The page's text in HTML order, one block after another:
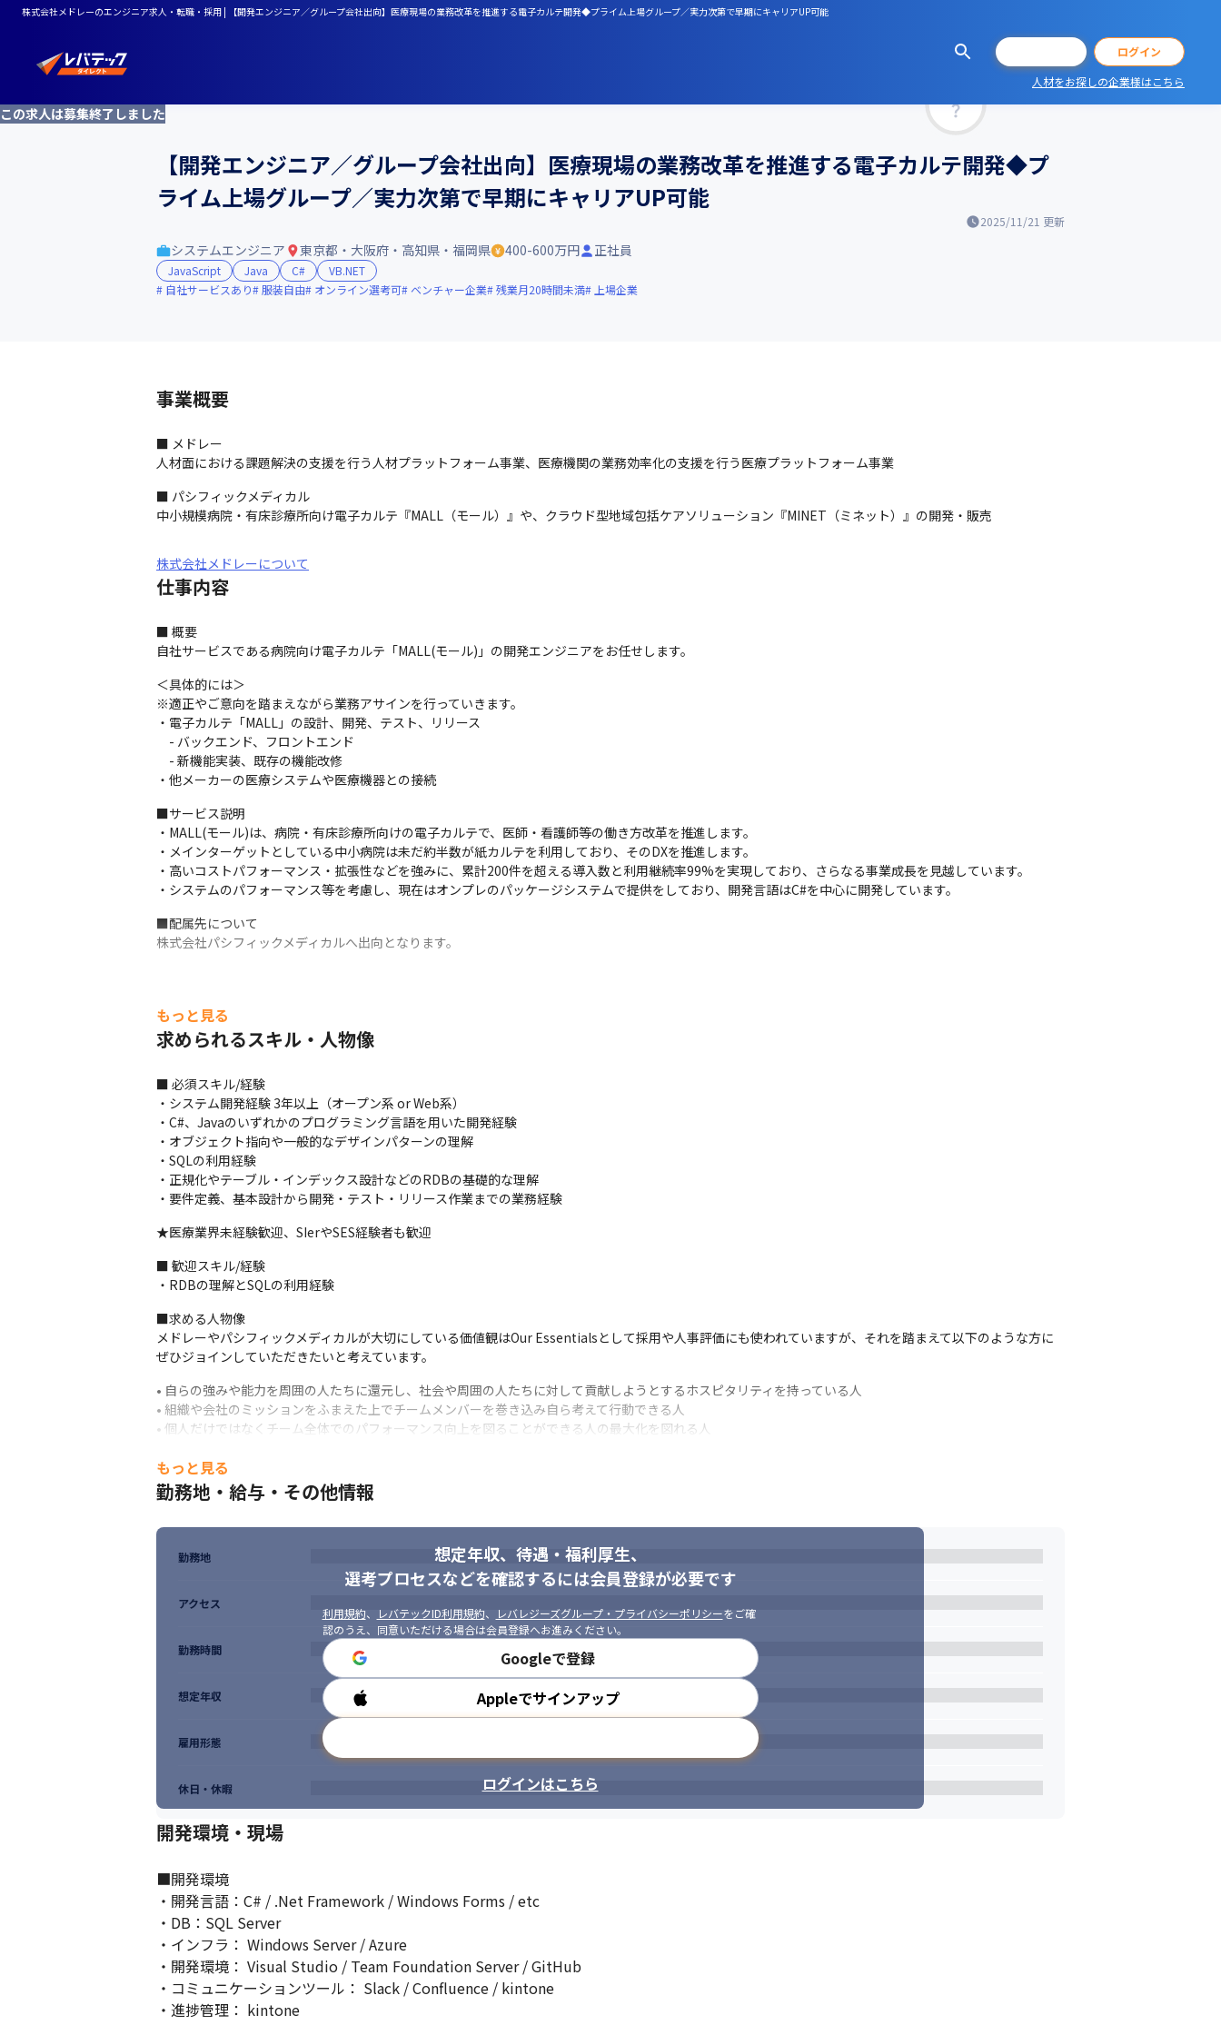
株式会社メドレーのエンジニア求人・転職・採用 | 【開発エンジニア／グループ会社出向】医療現場の業務改革を推進する電子カルテ開発◆プライム上場グループ／実力次第で早期にキャリアUP可能
ログイン
人材をお探しの企業様はこちら
この求人は募集終了しました
【開発エンジニア／グループ会社出向】医療現場の業務改革を推進する電子カルテ開発◆プ
ライム上場グループ／実力次第で早期にキャリアUP可能
2025/11/21 更新
システムエンジニア 東京都・大阪府・高知県・福岡県 400-600万円 正社員
JavaScript Java C#
VB.NET
自社サービスあり
服装自由 オンライン選考可 ベンチャー企業 残業月20時間未満 上場企業
事業概要
■ メドレー
人材面における課題解決の支援を行う人材プラットフォーム事業、医療機関の業務効率化の支援を行う医療プラットフォーム事業
■ パシフィックメディカル
中小規模病院・有床診療所向け電子カルテ『MALL（モール）』や、クラウド型地域包括ケアソリューション『MINET（ミネット）』の開発・販売
株式会社メドレーについて
仕事内容
■ 概要
自社サービスである病院向け電子カルテ「MALL(モール)」の開発エンジニアをお任せします。
＜具体的には＞
※適正やご意向を踏まえながら業務アサインを行っていきます。
・電子カルテ「MALL」の設計、開発、テスト、リリース
- バックエンド、フロントエンド
- 新機能実装、既存の機能改修
・他メーカーの医療システムや医療機器との接続
■サービス説明
・MALL(モール)は、病院・有床診療所向けの電子カルテで、医師・看護師等の働き方改革を推進します。
・メインターゲットとしている中小病院は未だ約半数が紙カルテを利用しており、そのDXを推進します。
・高いコストパフォーマンス・拡張性などを強みに、累計200件を超える導入数と利用継続率99%を実現しており、さらなる事業成長を見越しています。
・システムのパフォーマンス等を考慮し、現在はオンプレのパッケージシステムで提供をしており、開発言語はC#を中心に開発しています。
■配属先について
株式会社パシフィックメディカルへ出向となります。
もっと見る
求められるスキル・人物像
■ 必須スキル/経験
・システム開発経験 3年以上（オープン系 or Web系）
・C#、Javaのいずれかのプログラミング言語を用いた開発経験
・オブジェクト指向や一般的なデザインパターンの理解
・SQLの利用経験
・正規化やテーブル・インデックス設計などのRDBの基礎的な理解
・要件定義、基本設計から開発・テスト・リリース作業までの業務経験
★医療業界未経験歓迎、SIerやSES経験者も歓迎
■ 歓迎スキル/経験
・RDBの理解とSQLの利用経験
■求める人物像
メドレーやパシフィックメディカルが大切にしている価値観はOur Essentialsとして採用や人事評価にも使われていますが、それを踏まえて以下のような方に
ぜひジョインしていただきたいと考えています。
• 自らの強みや能力を周囲の人たちに還元し、社会や周囲の人たちに対して貢献しようとするホスピタリティを持っている人
• 組織や会社のミッションをふまえた上でチームメンバーを巻き込み自ら考えて行動できる人
• 個人だけではなくチーム全体でのパフォーマンス向上を図ることができる人の最大化を図れる人
• 自己の強み弱みを理解した上で、他者の強み弱みに対して素直にリスペクトができる人
もっと見る
勤務地・給与・その他情報
想定年収、待遇・福利厚生、
選考プロセスなどを確認するには会員登録が必要です
利用規約、 レバテックID利用規約、 レバレジーズグループ・プライバシーポリシーをご確
認のうえ、同意いただける場合は会員登録へお進みください。
Googleで登録
Appleでサインアップ
ログインはこちら
勤務地
アクセス
勤務時間
想定年収
雇用形態
休日・休暇
開発環境・現場
■開発環境
・開発言語：C# / .Net Framework / Windows Forms / etc
・DB：SQL Server
・インフラ： Windows Server / Azure
・開発環境： Visual Studio / Team Foundation Server / GitHub
・コミュニケーションツール： Slack / Confluence / kintone
・進捗管理： kintone